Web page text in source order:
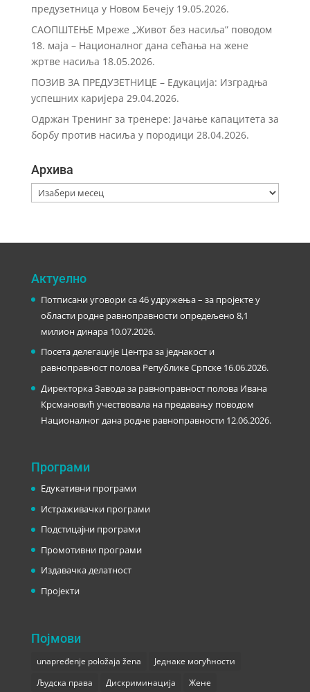
предузетница у Новом Бечеју 19.05.2026.
САОПШТЕЊЕ Мреже „Живот без насиља” поводом
18. маја – Националног дана сећања на жене
жртве насиља 18.05.2026.
ПОЗИВ ЗА ПРЕДУЗЕТНИЦЕ – Eдукација: Изградња
успешних каријера 29.04.2026.
Одржан Тренинг за тренере: Јачање капацитета за
борбу против насиља у породици 28.04.2026.
Архива
Архива
Актуелно
Потписани уговори са 46 удружења – за пројекте у
области родне равноправности опредељено 8,1
милион динара 10.07.2026.
Посета делегације Центра за једнакост и
равноправност полова Републике Српске 16.06.2026.
Директорка Завода за равноправност полова Ивана
Крсмановић учествовала на предавању поводом
Националног дана родне равноправности 12.06.2026.
Програми
Едукативни програми
Истраживачки програми
Подстицајни програми
Промотивни програми
Издавачка делатност
Пројекти
Појмови
unapređenje položaja žena
Једнаке могућности
Људска права
Дискриминација Жене